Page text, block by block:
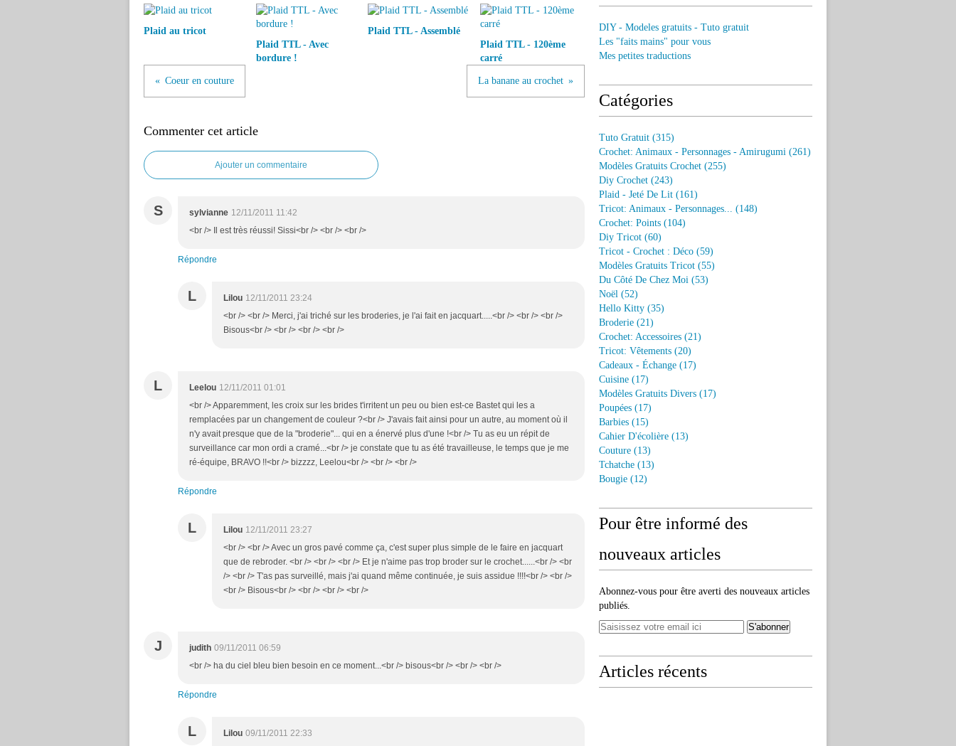
Plaid au tricot
Plaid TTL - Avec
bordure !
Plaid TTL - Assemblé
Plaid TTL - 120ème
carré
Coeur en couture La banane au crochet
Commenter cet article
Ajouter un commentaire
S sylvianne 12/11/2011 11:42
<br /> Il est très réussi! Sissi<br /> <br /> <br />
Répondre
L Lilou 12/11/2011 23:24
<br /> <br /> Merci, j'ai triché sur les broderies, je l'ai fait en jacquart.....<br /> <br /> <br />
Bisous<br /> <br /> <br /> <br />
L Leelou 12/11/2011 01:01
<br /> Apparemment, les croix sur les brides t'irritent un peu ou bien est-ce Bastet qui les a
remplacées par un changement de couleur ?<br /> J'avais fait ainsi pour un autre, au moment où il
n'y avait presque que de la "broderie"... qui en a énervé plus d'une !<br /> Tu as eu un répit de
surveillance car mon ordi a cramé...<br /> je constate que tu as été travailleuse, le temps que je me
ré-équipe, BRAVO !!<br /> bizzzz, Leelou<br /> <br /> <br />
Répondre
L Lilou 12/11/2011 23:27
<br /> <br /> Avec un gros pavé comme ça, c'est super plus simple de le faire en jacquart
que de rebroder. <br /> <br /> <br /> Et je n'aime pas trop broder sur le crochet......<br /> <br
/> <br /> T'as pas surveillé, mais j'ai quand même continuée, je suis assidue !!!!<br /> <br />
<br /> Bisous<br /> <br /> <br /> <br />
J judith 09/11/2011 06:59
<br /> ha du ciel bleu bien besoin en ce moment...<br /> bisous<br /> <br /> <br />
Répondre
L Lilou 09/11/2011 22:33
DIY - Modeles gratuits - Tuto gratuit
Les "faits mains" pour vous
Mes petites traductions
Catégories
Tuto Gratuit (315)
Crochet: Animaux - Personnages - Amirugumi (261)
Modèles Gratuits Crochet (255)
Diy Crochet (243)
Plaid - Jeté De Lit (161)
Tricot: Animaux - Personnages... (148)
Crochet: Points (104)
Diy Tricot (60)
Tricot - Crochet : Déco (59)
Modèles Gratuits Tricot (55)
Du Côté De Chez Moi (53)
Noël (52)
Hello Kitty (35)
Broderie (21)
Crochet: Accessoires (21)
Tricot: Vêtements (20)
Cadeaux - Échange (17)
Cuisine (17)
Modèles Gratuits Divers (17)
Poupées (17)
Barbies (15)
Cahier D'écolière (13)
Couture (13)
Tchatche (13)
Bougie (12)
Pour être informé des
nouveaux articles
Abonnez-vous pour être averti des nouveaux articles
publiés.
Articles récents